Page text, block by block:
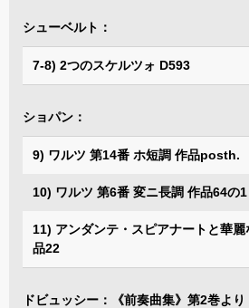
シューベルト：
7-8) 2つのスケルツォ D593
ショパン：
9) ワルツ 第14番 ホ短調 作品posth.
10) ワルツ 第6番 変ニ長調 作品64の1
11) アンダンテ・スピアナートと華
品22
ドビュッシー：《前奏曲集》第2巻より